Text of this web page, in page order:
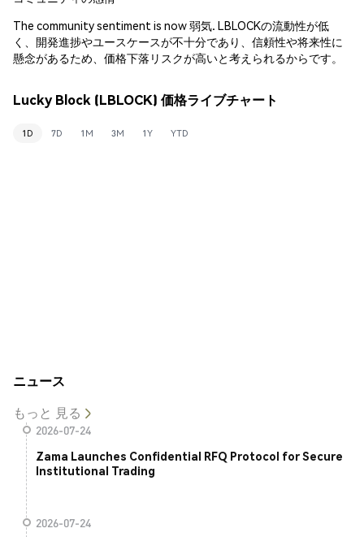
The community sentiment is now 弱気. LBLOCKの流動性が低
く、開発進捗やユースケースが不十分であり、信頼性や将来性に
懸念があるため、価格下落リスクが高いと考えられるからです。
Lucky Block (LBLOCK) 価格ライブチャート
1D 7D 1M 3M 1Y YTD
ニュース
もっと 見る
2026-07-24
Zama Launches Confidential RFQ Protocol for Secure
Institutional Trading
2026-07-24